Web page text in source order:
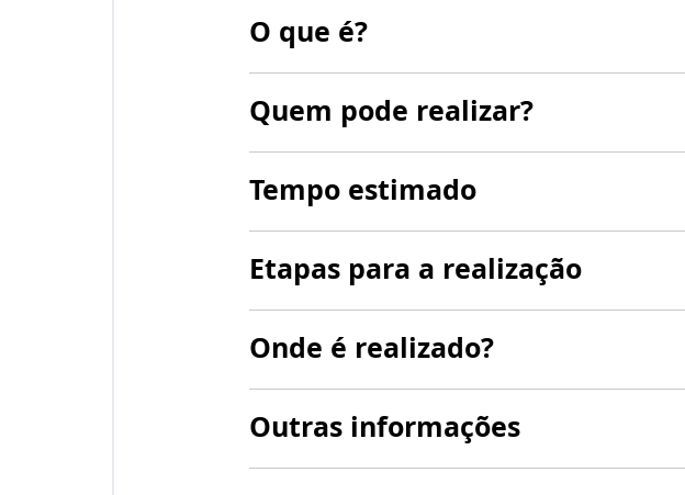
O que é?
Quem pode realizar?
Tempo estimado
Etapas para a realização
Onde é realizado?
Outras informações